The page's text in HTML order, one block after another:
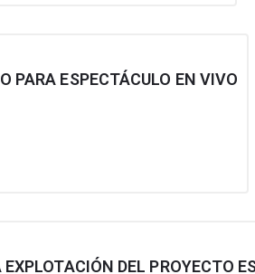
PARA ESPECTÁCULO EN VIVO